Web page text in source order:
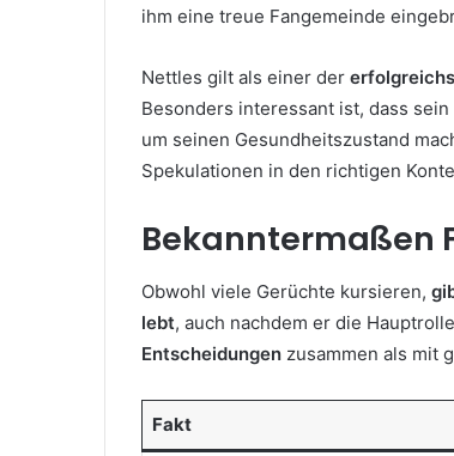
ihm eine treue Fangemeinde
Nettles gilt als einer der
Besonders interessant ist, dass
um seinen Gesundheitszustand
Spekulationen in den richtigen
Bekanntermaßen
Obwohl viele Gerüchte kursieren,
lebt, auch nachdem er die
Entscheidungen zusammen als mit
Fakt